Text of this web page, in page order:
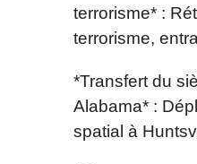
terrorisme* :
terrorisme,
*Transfert du
Alabama* :
spatial à